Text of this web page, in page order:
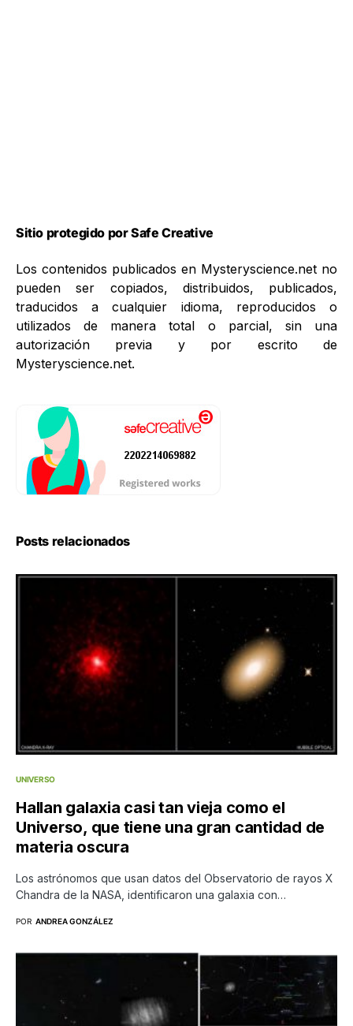
Sitio protegido por Safe Creative
Los contenidos publicados en Mysteryscience.net no
pueden ser copiados, distribuidos, publicados,
traducidos a cualquier idioma, reproducidos o
utilizados de manera total o parcial, sin una
autorización previa y por escrito de
Mysteryscience.net.
Posts relacionados
UNIVERSO
Hallan galaxia casi tan vieja como el
Universo, que tiene una gran cantidad de
materia oscura
Los astrónomos que usan datos del Observatorio de rayos X
Chandra de la NASA, identificaron una galaxia con…
POR ANDREA GONZÁLEZ